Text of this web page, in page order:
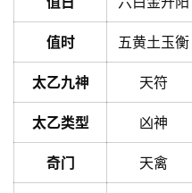
值时 五黄土玉衡
太乙九神 天符
太乙类型 凶神
奇门 天禽